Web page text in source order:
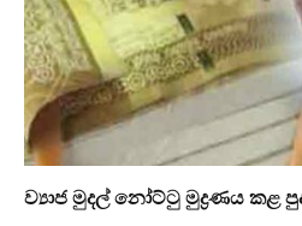
ව්‍යාජ මුදල් නෝට්ටු මුද්‍රණය කළ